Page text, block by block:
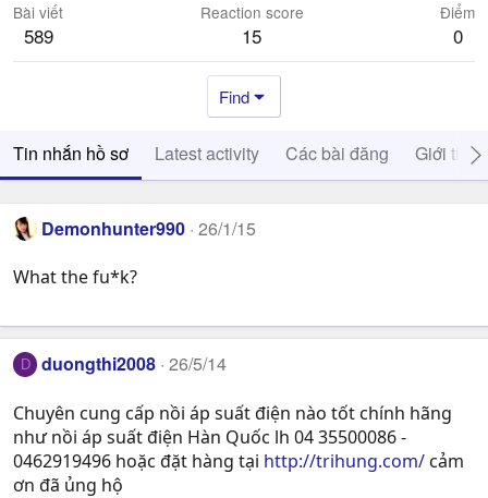
Bài viết
589
Reaction score
15
Điểm
0
Find
Tin nhắn hồ sơ Latest activity Các bài đăng Giới thiệu
Demonhunter990 26/1/15
What the fu*k?
D duongthi2008 26/5/14
Chuyên cung cấp nồi áp suất điện nào tốt chính hãng
như nồi áp suất điện Hàn Quốc lh 04 35500086 -
0462919496 hoặc đặt hàng tại http://trihung.com/cảm
ơn đã ủng hộ